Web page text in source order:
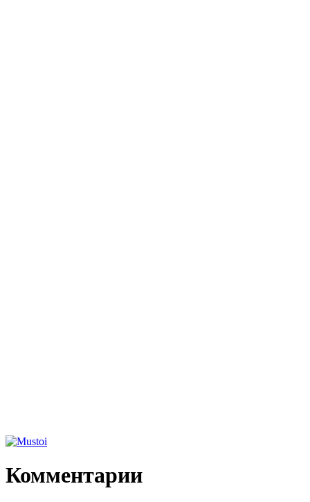
Комментарии